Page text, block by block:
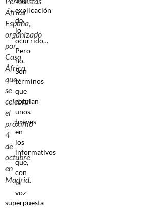
África-
España,
organizado
por
Casa
África,
que
se
celebra
el
próximo
4
de
octubre
en
Madrid.
explicación
de
lo
ocurrido…
Pero
no.
Son
términos
que
rotulan
unos
breves
en
los
informativos
que,
con
la
voz
superpuesta